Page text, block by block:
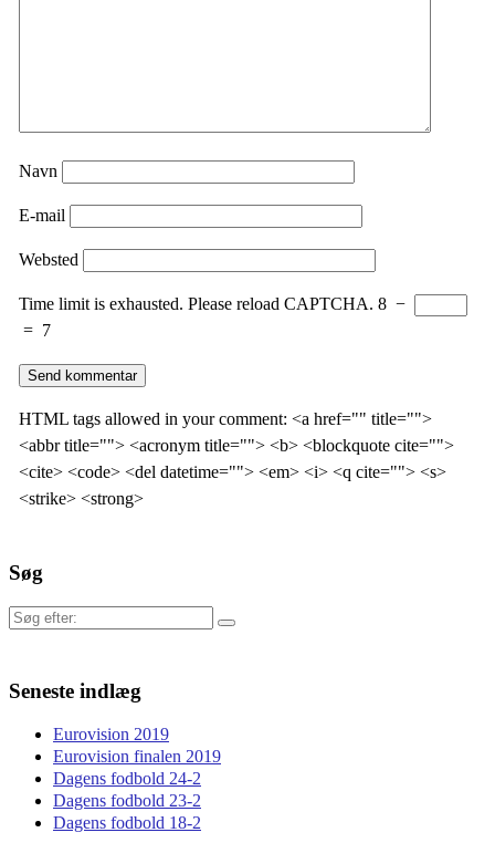
Navn
E-mail
Websted
Time limit is exhausted. Please reload CAPTCHA. 8 −
= 7
HTML tags allowed in your comment: <a href="" title="">
<abbr title=""> <acronym title=""> <b> <blockquote cite="">
<cite> <code> <del datetime=""> <em> <i> <q cite=""> <s>
<strike> <strong>
Søg
Søg
Seneste indlæg
Eurovision 2019
Eurovision finalen 2019
Dagens fodbold 24-2
Dagens fodbold 23-2
Dagens fodbold 18-2